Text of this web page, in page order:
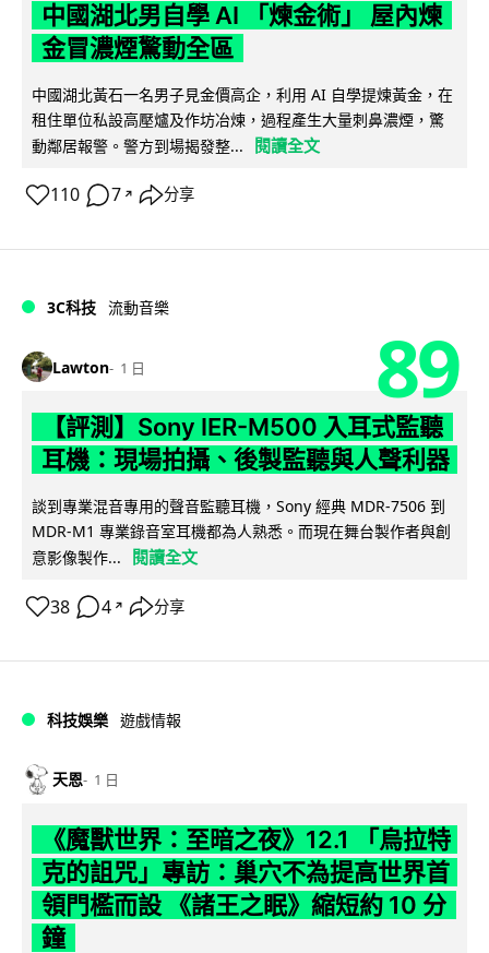
中國湖北男自學 AI 「煉金術」 屋內煉
金冒濃煙驚動全區
中國湖北黃石一名男子見金價高企，利用 AI 自學提煉黃金，在
租住單位私設高壓爐及作坊冶煉，過程產生大量刺鼻濃煙，驚
動鄰居報警。警方到場揭發整...
閱讀全文
110 7 ↗ 分享
3C科技 流動音樂
Lawton 1 日 89
【評測】Sony IER-M500 入耳式監聽
耳機：現場拍攝、後製監聽與人聲利器
談到專業混音專用的聲音監聽耳機，Sony 經典 MDR-7506 到
MDR-M1 專業錄音室耳機都為人熟悉。而現在舞台製作者與創
意影像製作...
閱讀全文
38 4 ↗ 分享
科技娛樂 遊戲情報
天恩 1 日
《魔獸世界：至暗之夜》12.1 「烏拉特
克的詛咒」專訪：巢穴不為提高世界首
領門檻而設 《諸王之眠》縮短約 10 分
鐘